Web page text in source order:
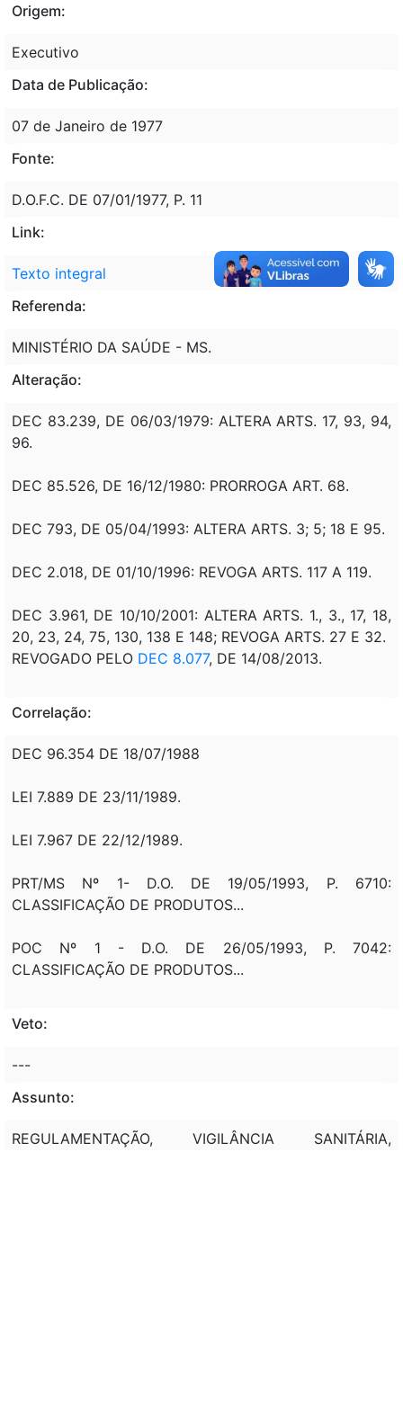
Origem:
Executivo
Data de Publicação:
07 de Janeiro de 1977
Fonte:
D.O.F.C. DE 07/01/1977, P. 11
Link:
Texto integral
Referenda:
MINISTÉRIO DA SAÚDE - MS.
Alteração:
DEC 83.239, DE 06/03/1979: ALTERA ARTS. 17, 93, 94,
96.
DEC 85.526, DE 16/12/1980: PRORROGA ART. 68.
DEC 793, DE 05/04/1993: ALTERA ARTS. 3; 5; 18 E 95.
DEC 2.018, DE 01/10/1996: REVOGA ARTS. 117 A 119.
DEC 3.961, DE 10/10/2001: ALTERA ARTS. 1., 3., 17, 18,
20, 23, 24, 75, 130, 138 E 148; REVOGA ARTS. 27 E 32.
REVOGADO PELO DEC 8.077, DE 14/08/2013.
Correlação:
DEC 96.354 DE 18/07/1988
LEI 7.889 DE 23/11/1989.
LEI 7.967 DE 22/12/1989.
PRT/MS Nº 1- D.O. DE 19/05/1993, P. 6710:
CLASSIFICAÇÃO DE PRODUTOS...
POC Nº 1 - D.O. DE 26/05/1993, P. 7042:
CLASSIFICAÇÃO DE PRODUTOS...
Veto:
---
Assunto:
REGULAMENTAÇÃO, VIGILÂNCIA SANITÁRIA,